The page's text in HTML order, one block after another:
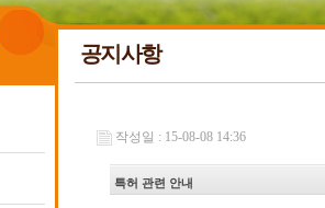
공지사항
작성일 : 15-08-08 14:36
특허 관련 안내